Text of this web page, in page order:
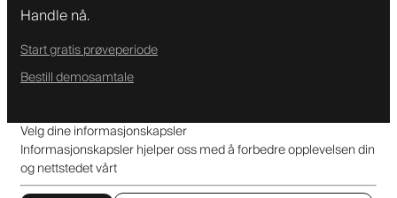
Handle nå.
Start gratis prøveperiode
Bestill demosamtale
Velg dine informasjonskapsler
Informasjonskapsler hjelper oss med å forbedre opplevelsen din
og nettstedet vårt